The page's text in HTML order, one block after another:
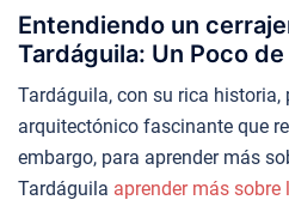
Entendiendo un
Tardáguila: Un Poco
Tardáguila, con su rica
arquitectónico fascinante que
embargo, para aprender más
Tardáguila aprender más